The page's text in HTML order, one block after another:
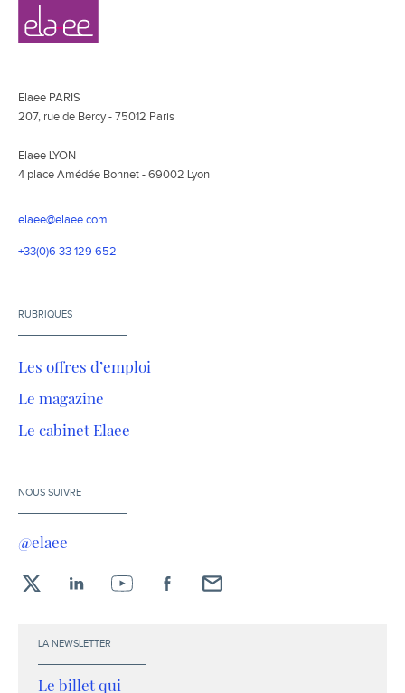
Navigation
secondaire
Elaee
Elaee PARIS
207, rue de Bercy - 75012 Paris
Elaee LYON
4 place Amédée Bonnet - 69002 Lyon
elaee@elaee.com
+33(0)6 33 129 652
RUBRIQUES
Les offres d’emploi
Le magazine
Le cabinet Elaee
NOUS SUIVRE
@elaee
LA NEWSLETTER
Le billet qui